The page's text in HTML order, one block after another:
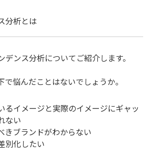
分析とは
デンス分析についてご紹介します。
で悩んだことはないでしょうか。
るイメージと実際のイメージにギャッ
ない
きブランドがわからない
別化したい